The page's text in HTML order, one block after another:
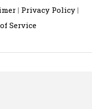
| Privacy Policy |
Service